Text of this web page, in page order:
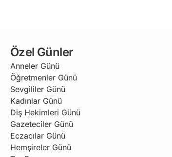
Özel Günler
Anneler Günü
Öğretmenler Günü
Sevgililer Günü
Kadınlar Günü
Diş Hekimleri Günü
Gazeteciler Günü
Eczacılar Günü
Hemşireler Günü